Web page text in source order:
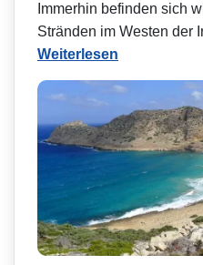
Immerhin befinden sich
Stränden im Westen der
Weiterlesen